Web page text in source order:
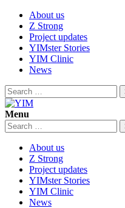
Skip
content
About us
Z Strong
Project updates
YIMster Stories
YIM Clinic
News
Search
for:
YIM
Youth Innovation Marketplace
Menu
Search
for:
About us
Z Strong
Project updates
YIMster Stories
YIM Clinic
News